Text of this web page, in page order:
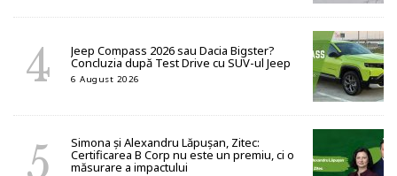
Jeep Compass 2026 sau Dacia Bigster?
Concluzia după Test Drive cu SUV-ul Jeep
6 August 2026
Simona și Alexandru Lăpușan, Zitec:
Certificarea B Corp nu este un premiu, ci o
măsurare a impactului